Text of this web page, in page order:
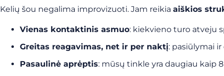
Kelių šou negalima improvizuoti. Jam reikia aiškios
Vienas kontaktinis asmuo: kiekvieno turo atveju
Greitas reagavimas, net ir per naktį: pasiūlymai
Pasaulinė aprėptis: mūsų tinkle yra daugiau kaip